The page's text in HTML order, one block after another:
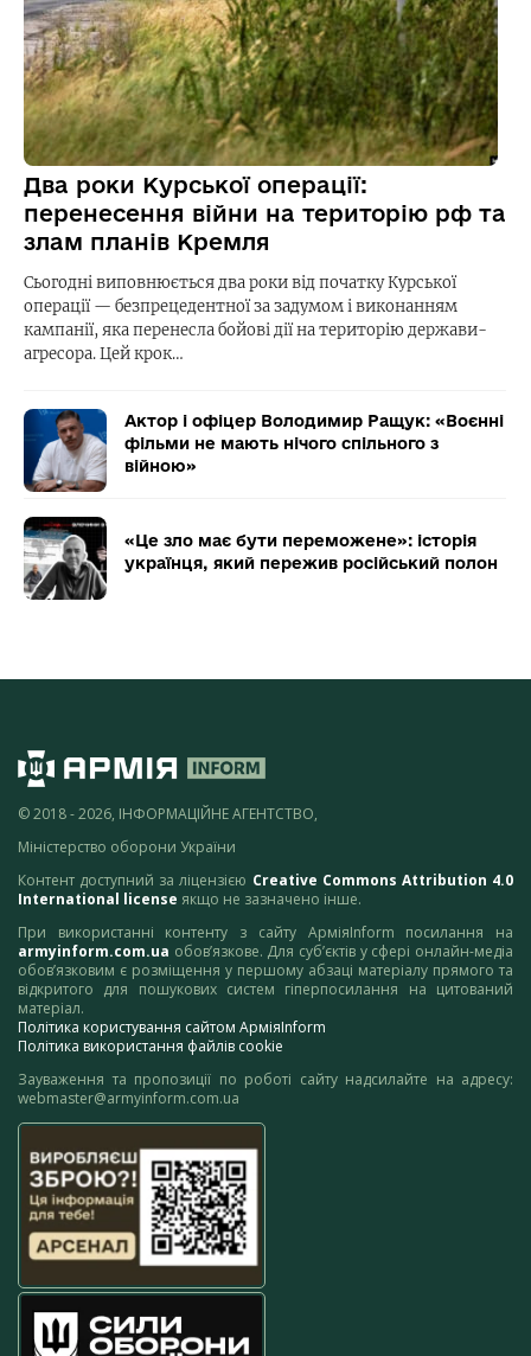
Два роки Курської операції:
перенесення війни на територію рф та
злам планів Кремля
Сьогодні виповнюється два роки від початку Курської
операції — безпрецедентної за задумом і виконанням
кампанії, яка перенесла бойові дії на територію держави-
агресора. Цей крок…
Актор і офіцер Володимир Ращук: «Воєнні
фільми не мають нічого спільного з
війною»
«Це зло має бути переможене»: історія
українця, який пережив російський полон
© 2018 - 2026, ІНФОРМАЦІЙНЕ АГЕНТСТВО,
Міністерство оборони України
Контент доступний за ліцензією Creative Commons Attribution 4.0
International license якщо не зазначено інше.
При використанні контенту з сайту АрміяInform посилання на
armyinform.com.ua обов’язкове. Для суб’єктів у сфері онлайн-медіа
обов’язковим є розміщення у першому абзаці матеріалу прямого та
відкритого для пошукових систем гіперпосилання на цитований
матеріал.
Політика користування сайтом АрміяInform
Політика використання файлів cookie
Зауваження та пропозиції по роботі сайту надсилайте на адресу:
webmaster@armyinform.com.ua